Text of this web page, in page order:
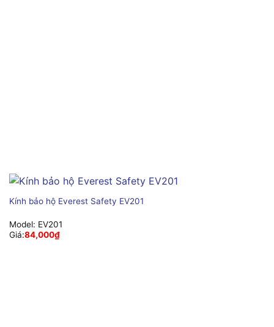
Kính bảo hộ Everest Safety EV201
Model: EV201
Giá:84,000₫